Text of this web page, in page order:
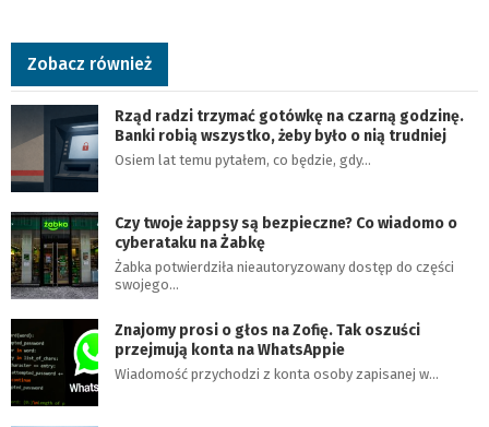
Zobacz również
Rząd radzi trzymać gotówkę na czarną godzinę.
Banki robią wszystko, żeby było o nią trudniej
Osiem lat temu pytałem, co będzie, gdy…
Czy twoje żappsy są bezpieczne? Co wiadomo o
cyberataku na Żabkę
Żabka potwierdziła nieautoryzowany dostęp do części
swojego…
Znajomy prosi o głos na Zofię. Tak oszuści
przejmują konta na WhatsAppie
Wiadomość przychodzi z konta osoby zapisanej w…